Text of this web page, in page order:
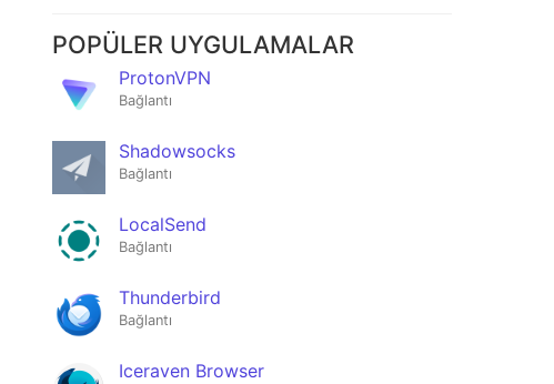
POPÜLER UYGULAMALAR
ProtonVPN
Bağlantı
Shadowsocks
Bağlantı
LocalSend
Bağlantı
Thunderbird
Bağlantı
Iceraven Browser